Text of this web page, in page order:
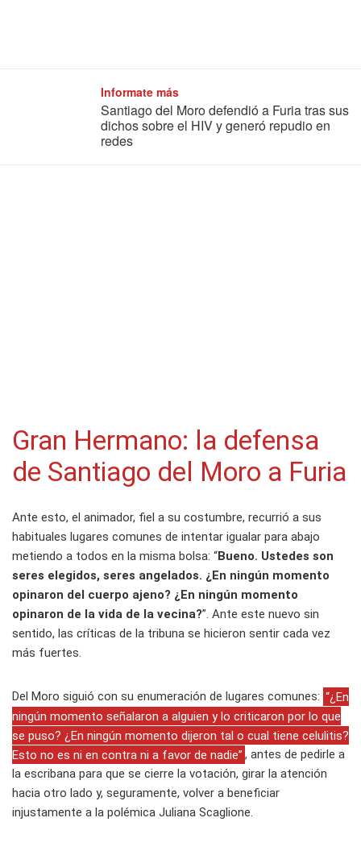
Informate más
Santiago del Moro defendió a Furia tras sus
dichos sobre el HIV y generó repudio en
redes
Gran Hermano: la defensa
de Santiago del Moro a Furia
Ante esto, el animador, fiel a su costumbre, recurrió a sus
habituales lugares comunes de intentar igualar para abajo
metiendo a todos en la misma bolsa: “Bueno. Ustedes son
seres elegidos, seres angelados. ¿En ningún momento
opinaron del cuerpo ajeno? ¿En ningún momento
opinaron de la vida de la vecina?”. Ante este nuevo sin
sentido, las críticas de la tribuna se hicieron sentir cada vez
más fuertes.
Del Moro siguió con su enumeración de lugares comunes: “¿En
ningún momento señalaron a alguien y lo criticaron por lo que
se puso? ¿En ningún momento dijeron tal o cual tiene celulitis?
Esto no es ni en contra ni a favor de nadie” , antes de pedirle a
la escribana para que se cierre la votación, girar la atención
hacia otro lado y, seguramente, volver a beneficiar
injustamente a la polémica Juliana Scaglione.